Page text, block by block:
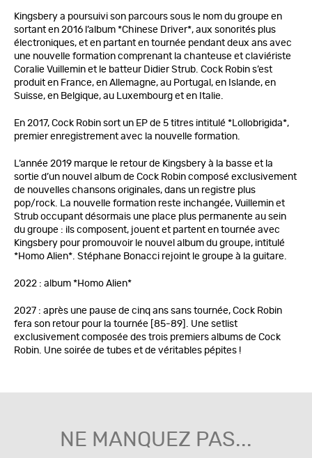
Kingsbery a poursuivi son parcours sous le nom du groupe en
sortant en 2016 l’album *Chinese Driver*, aux sonorités plus
électroniques, et en partant en tournée pendant deux ans avec
une nouvelle formation comprenant la chanteuse et claviériste
Coralie Vuillemin et le batteur Didier Strub. Cock Robin s’est
produit en France, en Allemagne, au Portugal, en Islande, en
Suisse, en Belgique, au Luxembourg et en Italie.
En 2017, Cock Robin sort un EP de 5 titres intitulé *Lollobrigida*,
premier enregistrement avec la nouvelle formation.
L’année 2019 marque le retour de Kingsbery à la basse et la
sortie d’un nouvel album de Cock Robin composé exclusivement
de nouvelles chansons originales, dans un registre plus
pop/rock. La nouvelle formation reste inchangée, Vuillemin et
Strub occupant désormais une place plus permanente au sein
du groupe : ils composent, jouent et partent en tournée avec
Kingsbery pour promouvoir le nouvel album du groupe, intitulé
*Homo Alien*. Stéphane Bonacci rejoint le groupe à la guitare.
2022 : album *Homo Alien*
2027 : après une pause de cinq ans sans tournée, Cock Robin
fera son retour pour la tournée [85-89]. Une setlist
exclusivement composée des trois premiers albums de Cock
Robin. Une soirée de tubes et de véritables pépites !
NE MANQUEZ PAS...